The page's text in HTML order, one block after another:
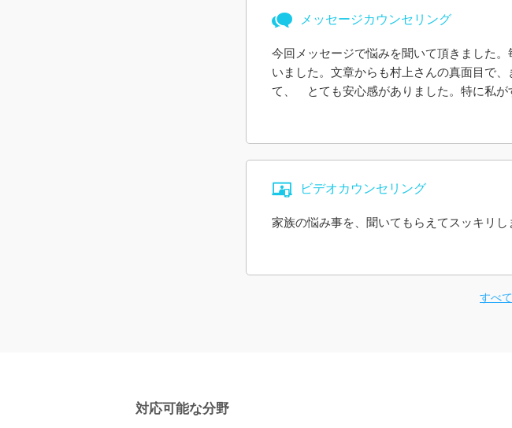
メッセージカウンセリング
今回メッセージで悩みを聞いて頂きました
いました。文章からも村上さんの真面目で
て、 とても安心感がありました。特に私が
る範囲の説明、教科書通りか主観か等、き
文章でこれだけ的確にまとめてお話しする
上さんの優しい言葉かけに、いつのまにか
本当にありがとうございました。
ビデオカウンセリング
家族の悩み事を、聞いてもらえてスッキリ
すべ
対応可能な分野